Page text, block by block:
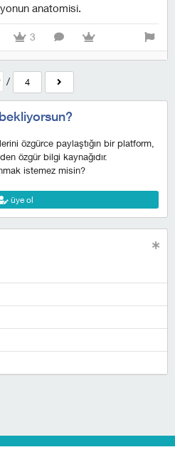
anatomi̇si̇.
3
/ 4
özgürce paylaştığın bir platform,
özgür bilgi kaynağıdır.
istemez misin?
üye ol